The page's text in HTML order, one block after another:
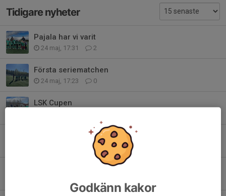
Tidigare nyheter
Pajala har vi varit
24 maj, 17:31 2
Första seriematchen
24 maj, 17:23 0
LSK Cupen
Säsongen 2026 är igång!
0
Godkänn kakor